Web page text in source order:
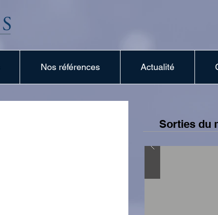
Nos références Actualité
Sorties du